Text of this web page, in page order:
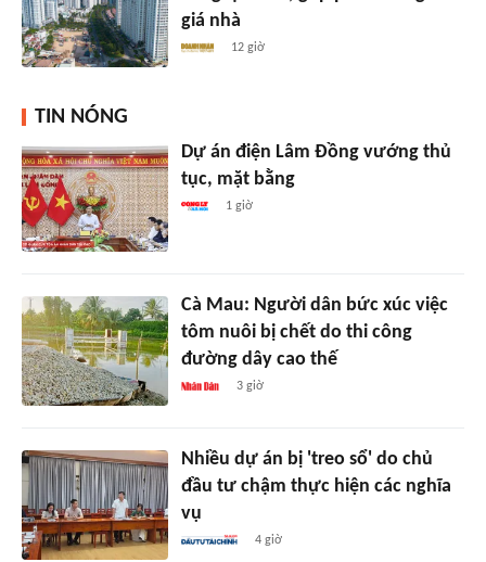
giá nhà
12 giờ
TIN NÓNG
Dự án điện Lâm Đồng vướng thủ
tục, mặt bằng
1 giờ
Cà Mau: Người dân bức xúc việc
tôm nuôi bị chết do thi công
đường dây cao thế
3 giờ
Nhiều dự án bị 'treo sổ' do chủ
đầu tư chậm thực hiện các nghĩa
vụ
4 giờ